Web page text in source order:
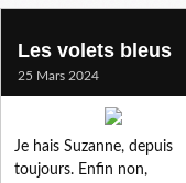
textes des
Les volets bleus
25 Mars 2024
Je hais Suzanne, depuis
toujours. Enfin non,